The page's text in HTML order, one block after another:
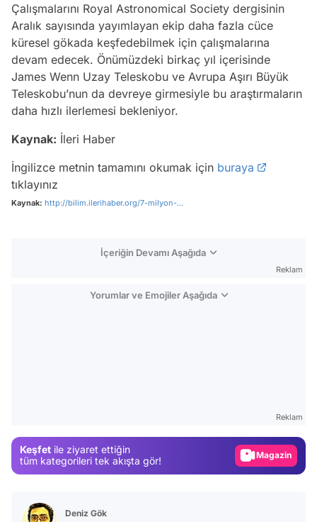
Çalışmalarını Royal Astronomical Society dergisinin
Aralık sayısında yayımlayan ekip daha fazla cüce
küresel gökada keşfedebilmek için çalışmalarına
devam edecek. Önümüzdeki birkaç yıl içerisinde
James Wenn Uzay Teleskobu ve Avrupa Aşırı Büyük
Teleskobu’nun da devreye girmesiyle bu araştırmaların
daha hızlı ilerlemesi bekleniyor.
Kaynak: İleri Haber
İngilizce metnin tamamını okumak için buraya
tıklayınız
Kaynak: http://bilim.ilerihaber.org/7-milyon-...
İçeriğin Devamı Aşağıda
Reklam
Yorumlar ve Emojiler Aşağıda
Reklam
Keşfet ile ziyaret ettiğin
tüm kategorileri tek akışta gör!
Magazin
Deniz Gök